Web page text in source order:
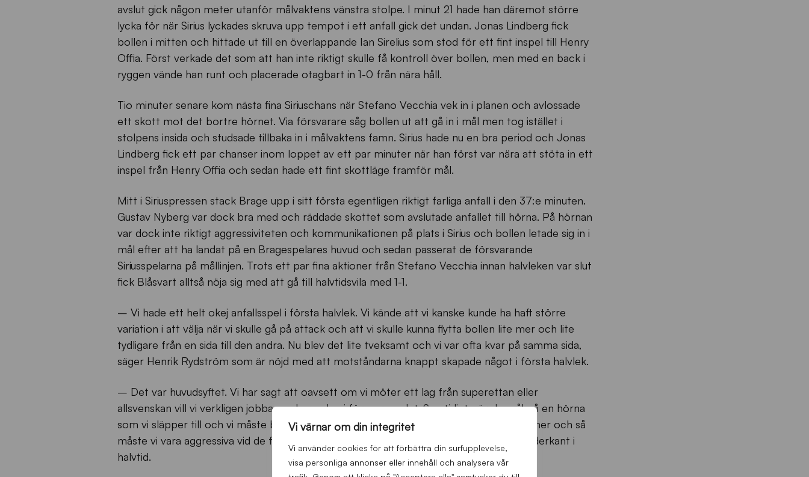
Vi värnar om din integritet
Vi använder cookies för att förbättra din surfupplevelse,
visa personliga annonser eller innehåll och analysera vår
avslut gick någon meter utanför målvaktens vänstra stolpe. I minut 21 hade han däremot större
lycka för när Sirius lyckades skruva upp tempot i ett anfall gick det undan. Jonas Lindberg fick
bollen i mitten och hittade ut till en överlappande Ian Sirelius som stod för ett fint inspel till Henry
Offia. Först verkade det som att han inte riktigt skulle få kontroll över bollen, men med en back i
ryggen vände han runt och placerade otagbart in 1-0 från nära håll.
Tio minuter senare kom nästa fina Siriuschans när Stefano Vecchia vek in i planen och avlossade
ett skott mot det bortre hörnet. Via försvarare såg bollen ut att gå in i mål men tog istället i
stolpens insida och studsade tillbaka in i målvaktens famn. Sirius hade nu en bra period och Jonas
Lindberg fick ett par chanser inom loppet av ett par minuter när han först var nära att stöta in ett
inspel från Henry Offia och sedan hade ett fint skottläge framför mål.
Mitt i Siriuspressen stack Brage upp i sitt första egentligen riktigt farliga anfall i den 37:e minuten.
Gustav Nyberg var dock bra med och räddade skottet som avslutade anfallet till hörna. På hörnan
var dock inte riktigt aggressiviteten och kommunikationen på plats i Sirius och bollen letade sig in i
mål efter att ha landat på en Bragespelares huvud och sedan passerat de försvarande
Siriusspelarna på mållinjen. Trots ett par fina aktioner från Stefano Vecchia innan halvleken var slut
fick Blåsvart alltså nöja sig med att gå till halvtidsvila med 1-1.
– Vi hade ett helt okej anfallsspel i första halvlek. Vi kände att vi kanske kunde ha haft större
variation i att välja när vi skulle gå på attack och att vi skulle kunna flytta bollen lite mer och lite
tydligare från en sida till den andra. Nu blev det lite tveksamt och vi var ofta kvar på samma sida,
säger Henrik Rydström som är nöjd med att motståndarna knappt skapade något i första halvlek.
– Det var huvudsyftet. Vi har sagt att oavsett om vi möter ett lag från superettan eller
allsvenskan vill vi verkligen jobba med grunden i försvarsspelet. Samtidigt gör de mål på en hörna
som vi släpper till och vi måste bli bättre på detaljer som att inte ge bort fasta situationer och så
måste vi vara aggressiva vid de fasta situationerna. Men det kändes som att 1-1 var i underkant i
halvtid.